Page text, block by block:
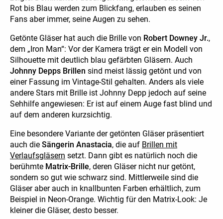
Rot bis Blau werden zum Blickfang, erlauben es seinen
Fans aber immer, seine Augen zu sehen.
Getönte Gläser hat auch die Brille von Robert Downey Jr.,
dem „Iron Man“: Vor der Kamera trägt er ein Modell von
Silhouette mit deutlich blau gefärbten Gläsern. Auch
Johnny Depps Brillen sind meist lässig getönt und von
einer Fassung im Vintage-Stil gehalten. Anders als viele
andere Stars mit Brille ist Johnny Depp jedoch auf seine
Sehhilfe angewiesen: Er ist auf einem Auge fast blind und
auf dem anderen kurzsichtig.
Eine besondere Variante der getönten Gläser präsentiert
auch die Sängerin Anastacia, die auf Brillen mit
Verlaufsgläsern setzt. Dann gibt es natürlich noch die
berühmte Matrix-Brille, deren Gläser nicht nur getönt,
sondern so gut wie schwarz sind. Mittlerweile sind die
Gläser aber auch in knallbunten Farben erhältlich, zum
Beispiel in Neon-Orange. Wichtig für den Matrix-Look: Je
kleiner die Gläser, desto besser.